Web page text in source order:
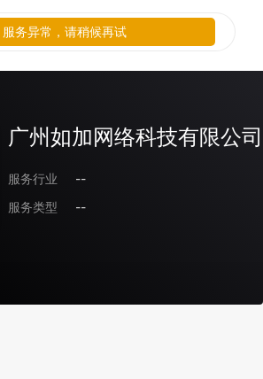
广州如加网络科技有限公司
服务行业
--
服务类型
--
服务异常，请稍候再试